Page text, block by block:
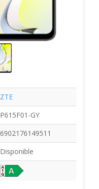
ZTE
P615F01-GY
6902176149511
Disponible